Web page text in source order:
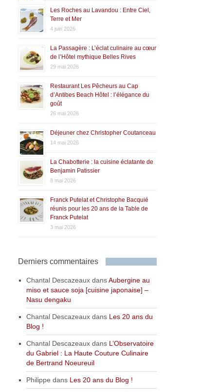
Les Roches au Lavandou : Entre Ciel,
Terre et Mer
4 juin 2026
La Passagère : L’éclat culinaire au cœur
de l’Hôtel mythique Belles Rives
29 mai 2026
Restaurant Les Pêcheurs au Cap
d’Antibes Beach Hôtel : l’élégance du
goût
26 mai 2026
Déjeuner chez Christopher Coutanceau
14 mai 2026
La Chabotterie : la cuisine éclatante de
Benjamin Patissier
8 mai 2026
Franck Putelat et Christophe Bacquié
réunis pour les 20 ans de la Table de
Franck Putelat
3 mai 2026
Derniers commentaires
Chantal Descazeaux dansAubergine au
miso et sauce soja [cuisine japonaise] –
Nasu dengaku
Chantal Descazeaux dans Les 20 ans du
Blog !
Chantal Descazeaux dans L’Observatoire
du Gabriel : La Haute Couture Culinaire
de Bertrand Noeureuil
Philippe dans Les 20 ans du Blog !